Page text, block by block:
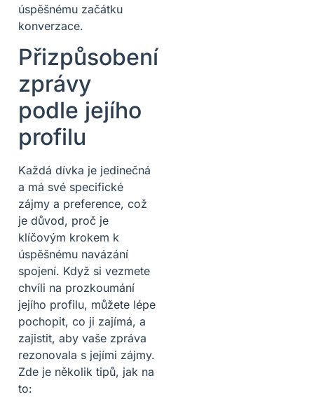
úspěšnému začátku
konverzace.
Přizpůsobení
zprávy
podle jejího
profilu
Každá dívka je jedinečná
a má své specifické
zájmy a preference, což
je důvod, proč je
klíčovým krokem k
úspěšnému navázání
spojení. Když si vezmete
chvíli na prozkoumání
jejího profilu, můžete lépe
pochopit, co ji zajímá, a
zajistit, aby vaše zpráva
rezonovala s jejími zájmy.
Zde je několik tipů, jak na
to: